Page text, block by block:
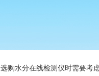
选购水分在线检测仪时需要考